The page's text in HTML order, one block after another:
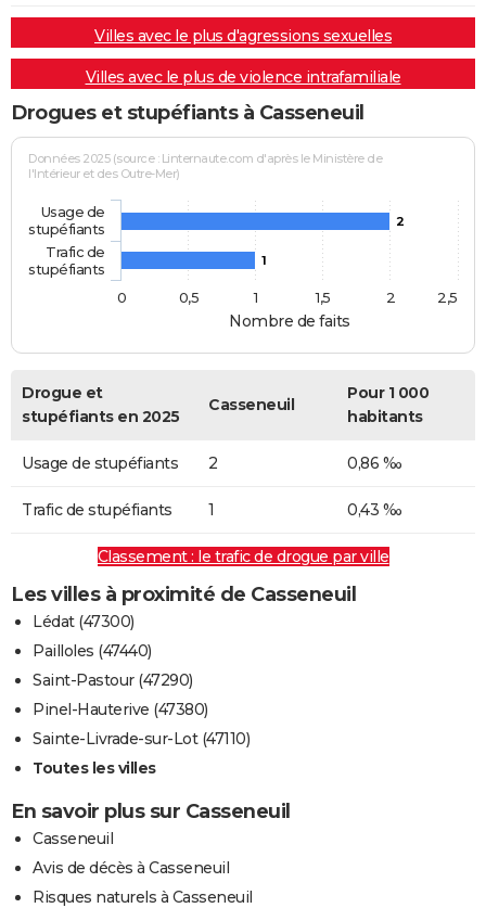
Villes avec le plus d'agressions sexuelles
Villes avec le plus de violence intrafamiliale
Drogues et stupéfiants à Casseneuil
Nombre de faits
Données 2025 (source : Linternaute.com d'après le Ministère de
l'Intérieur et des Outre-Mer)
2
1
Usage de
stupéfiants
Trafic de
stupéfiants
0
0,5 1 1,5 2 2,5
Drogue et
stupéfiants en 2025
Casseneuil
Pour 1 000
habitants
Usage de stupéfiants 2 0,86 ‰
Trafic de stupéfiants 1 0,43 ‰
Classement : le trafic de drogue par ville
Les villes à proximité de Casseneuil
Lédat (47300)
Pailloles (47440)
Saint-Pastour (47290)
Pinel-Hauterive (47380)
Sainte-Livrade-sur-Lot (47110)
Toutes les villes
En savoir plus sur Casseneuil
Casseneuil
Avis de décès à Casseneuil
Risques naturels à Casseneuil